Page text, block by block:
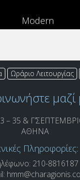
Modern
Ωράριο Λειτουργίας
– 35 &
ΑΘΗΝΑ
Πληροφορίες:
210-8816187